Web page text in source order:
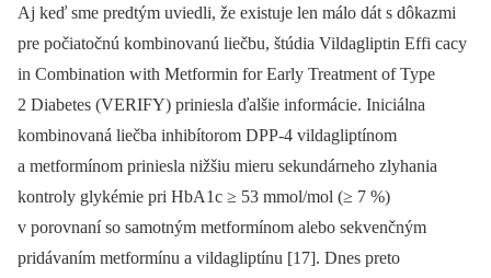
Aj keď sme predtým uviedli, že existuje len málo dát s dôkazmi
pre počiatočnú kombinovanú liečbu, štúdia Vildagliptin Effi cacy
in Combination with Metformin for Early Treatment of Type
2 Diabetes (VERIFY) priniesla ďalšie informácie. Iniciálna
kombinovaná liečba inhibítorom DPP-4 vildagliptínom
a metformínom priniesla nižšiu mieru sekundárneho zlyhania
kontroly glykémie pri HbA1c ≥ 53 mmol/mol (≥ 7 %)
v porovnaní so samotným metformínom alebo sekvenčným
pridávaním metformínu a vildagliptínu [17]. Dnes preto